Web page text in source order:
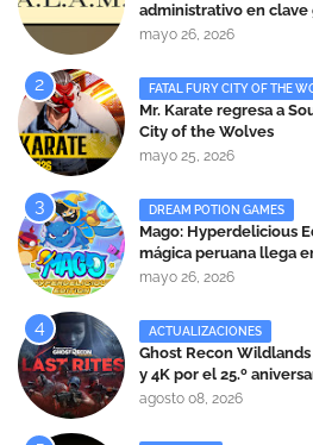
administrativo en
mayo 26, 2026
FATAL FURY CITY OF THE
Mr. Karate regresa a
City of the Wolves
mayo 25, 2026
DREAM POTION GAMES
Mago: Hyperdelicious
mágica peruana llega
mayo 26, 2026
ACTUALIZACIONES
Ghost Recon Wildlands
y 4K por el 25.º
agosto 08, 2026